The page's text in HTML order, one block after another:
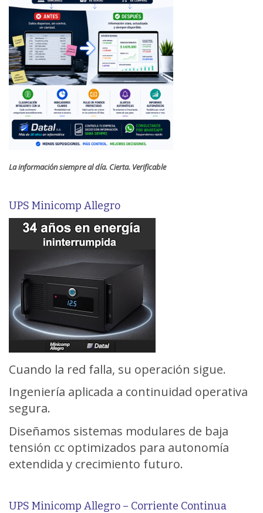
La información siempre al día. Cierta. Verificable
UPS Minicomp Allegro
Cuando la red falla, su operación sigue.
Ingeniería aplicada a continuidad operativa
segura.
Diseñamos sistemas modulares de baja
tensión cc optimizados para autonomía
extendida y crecimiento futuro.
UPS Minicomp Allegro – Corriente Continua